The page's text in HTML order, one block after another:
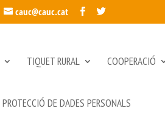
cauc@cauc.cat
TIQUET RURAL COOPERACIÓ
PROTECCIÓ DE DADES PERSONALS